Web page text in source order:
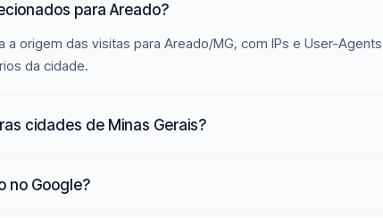
para Areado?
a origem das visitas para Areado/MG, com IPs e User-
da cidade.
cidades de Minas Gerais?
no Google?